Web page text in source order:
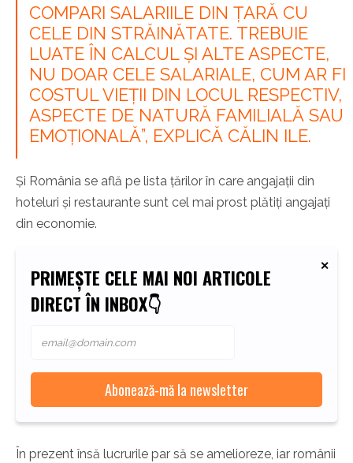
COMPARI SALARIILE DIN ȚARĂ CU
CELE DIN STRĂINĂTATE. TREBUIE
LUATE ÎN CALCUL ȘI ALTE ASPECTE,
NU DOAR CELE SALARIALE, CUM AR FI
COSTUL VIEȚII DIN LOCUL RESPECTIV,
ASPECTE DE NATURĂ FAMILIALĂ SAU
EMOȚIONALĂ”, EXPLICĂ CĂLIN ILE.
Și România se află pe lista țărilor în care angajații din
hoteluri și restaurante sunt cel mai prost plătiți angajați
din economie.
PRIMEȘTE CELE MAI NOI ARTICOLE
DIRECT ÎN INBOX👇
În prezent însă lucrurile par să se amelioreze, iar românii